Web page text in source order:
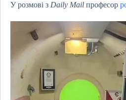
У розмові з Daily Mail професор